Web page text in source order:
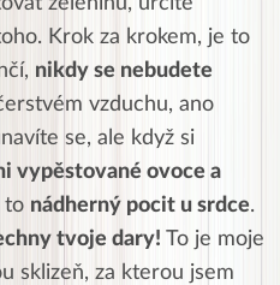
Krok za krokem, je to
nikdy se nebudete
vzduchu, ano
se, ale když si
vypěstované ovoce a
to nádherný pocit u srdce.
tvoje dary! To je moje
sklizeň, za kterou jsem